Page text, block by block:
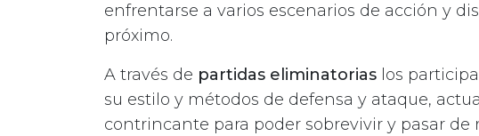
enfrentarse a varios escenarios de acción y
próximo.
A través de partidas eliminatorias los
su estilo y métodos de defensa y ataque,
contrincante para poder sobrevivir y pasar de